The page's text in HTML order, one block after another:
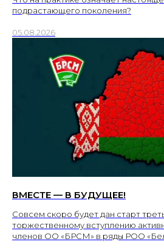
подрастающего поколения?
05.08.2026
ВМЕСТЕ — В БУДУЩЕЕ!
Совсем скоро будет дан старт
торжественному вступлению
членов ОО «БРСМ» в ряды РОО